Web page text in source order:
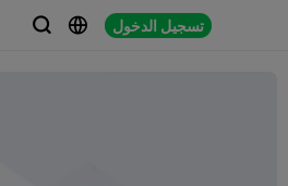
  تسجيل الدخول